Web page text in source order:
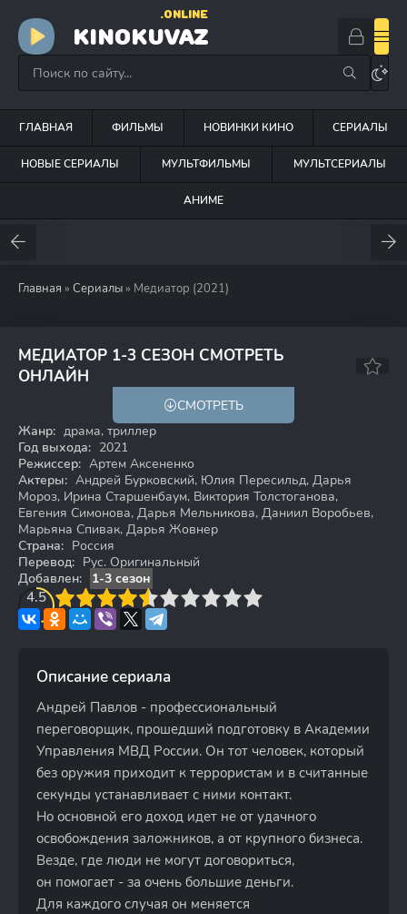
KINOKUVAZ
.ONLINE
ГЛАВНАЯ ФИЛЬМЫ НОВИНКИ КИНО СЕРИАЛЫ
НОВЫЕ СЕРИАЛЫ МУЛЬТФИЛЬМЫ МУЛЬТСЕРИАЛЫ
АНИМЕ
Главная » Сериалы » Медиатор (2021)
МЕДИАТОР 1-3 СЕЗОН СМОТРЕТЬ
ОНЛАЙН
СМОТРЕТЬ
Жанр: драма, триллер
Год выхода: 2021
Режиссер: Артем Аксененко
Актеры: Андрей Бурковский, Юлия Пересильд, Дарья
Мороз, Ирина Старшенбаум, Виктория Толстоганова,
Евгения Симонова, Дарья Мельникова, Даниил Воробьев,
Марьяна Спивак, Дарья Жовнер
Страна: Россия
Перевод: Рус. Оригинальный
Добавлен:
1-3 сезон
4.5
4 5 6 7 8 9 10
Описание сериала
Андрей Павлов - профессиональный
переговорщик, прошедший подготовку в Академии
Управления МВД России. Он тот человек, который
без оружия приходит к террористам и в считанные
секунды устанавливает с ними контакт.
Но основной его доход идет не от удачного
освобождения заложников, а от крупного бизнеса.
Везде, где люди не могут договориться,
он помогает - за очень большие деньги.
Для каждого случая он меняется